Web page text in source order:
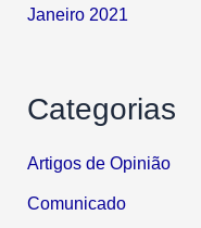
Janeiro 2021
Categorias
Artigos de Opinião
Comunicado